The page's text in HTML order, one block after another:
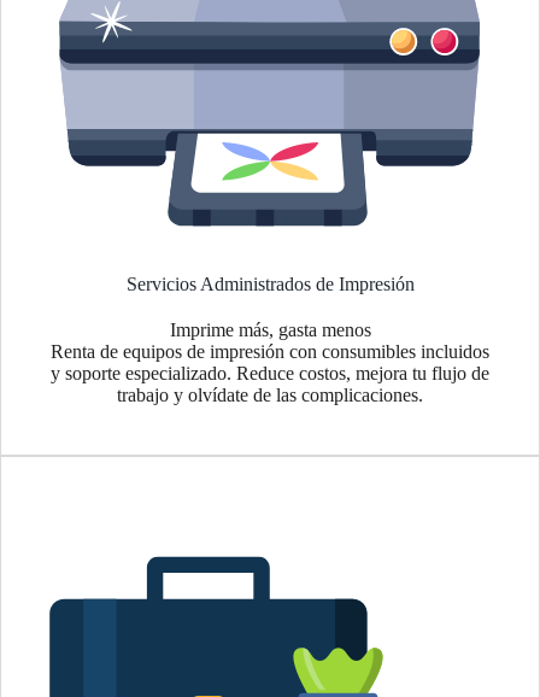
Servicios Administrados de Impresión
Imprime más, gasta menos
Renta de equipos de impresión con consumibles incluidos
y soporte especializado. Reduce costos, mejora tu flujo de
trabajo y olvídate de las complicaciones.